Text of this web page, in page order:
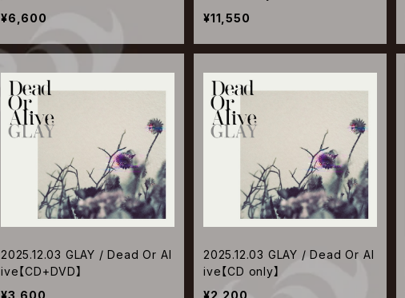
Tokyo Dome【通常盤DVD】
¥6,600
-2025 GRAND FINALE【Blu-ra
¥11,550
2025.12.03 GLAY / Dead Or Al
ive【CD+DVD】
2025.12.03 GLAY / Dead Or Al
ive【CD only】